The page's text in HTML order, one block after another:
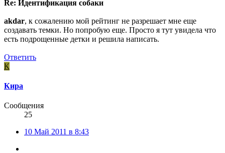
Re: Идентификация собаки
akdar, к сожалению мой рейтинг не разрешает мне еще
создавать темки. Но попробую еще. Просто я тут увидела что
есть подрощенные детки и решила написать.
Ответить
К
Кира
Сообщения
25
10 Май 2011 в 8:43